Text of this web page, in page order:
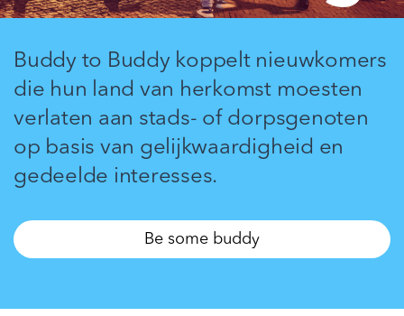
Buddy to Buddy koppelt nieuwkomers
die hun land van herkomst moesten
verlaten aan stads- of dorpsgenoten
op basis van gelijkwaardigheid en
gedeelde interesses.
Be some buddy